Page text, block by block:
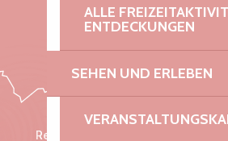
ALLE
ENTDECKUNGEN
SEHEN UND ERLEBEN
Rennes